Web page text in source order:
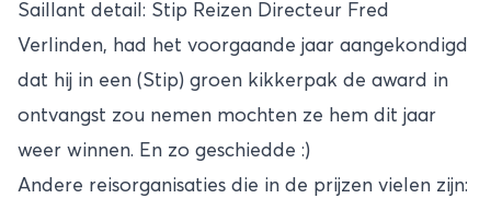
Saillant detail: Stip Reizen Directeur Fred
Verlinden, had het voorgaande jaar aangekondigd
dat hij in een (Stip) groen kikkerpak de award in
ontvangst zou nemen mochten ze hem dit jaar
weer winnen. En zo geschiedde :)
Andere reisorganisaties die in de prijzen vielen zijn: